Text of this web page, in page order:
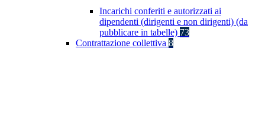
Incarichi conferiti e autorizzati ai
dipendenti (dirigenti e non dirigenti) (da
pubblicare in tabelle) 73
Contrattazione collettiva 8